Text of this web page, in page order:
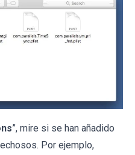
”, mire si se han añadido
Por ejemplo,